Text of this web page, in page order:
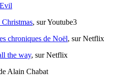
, sur Youtube3
chroniques de Noël, sur Netflix
the way, sur Netflix
Alain Chabat